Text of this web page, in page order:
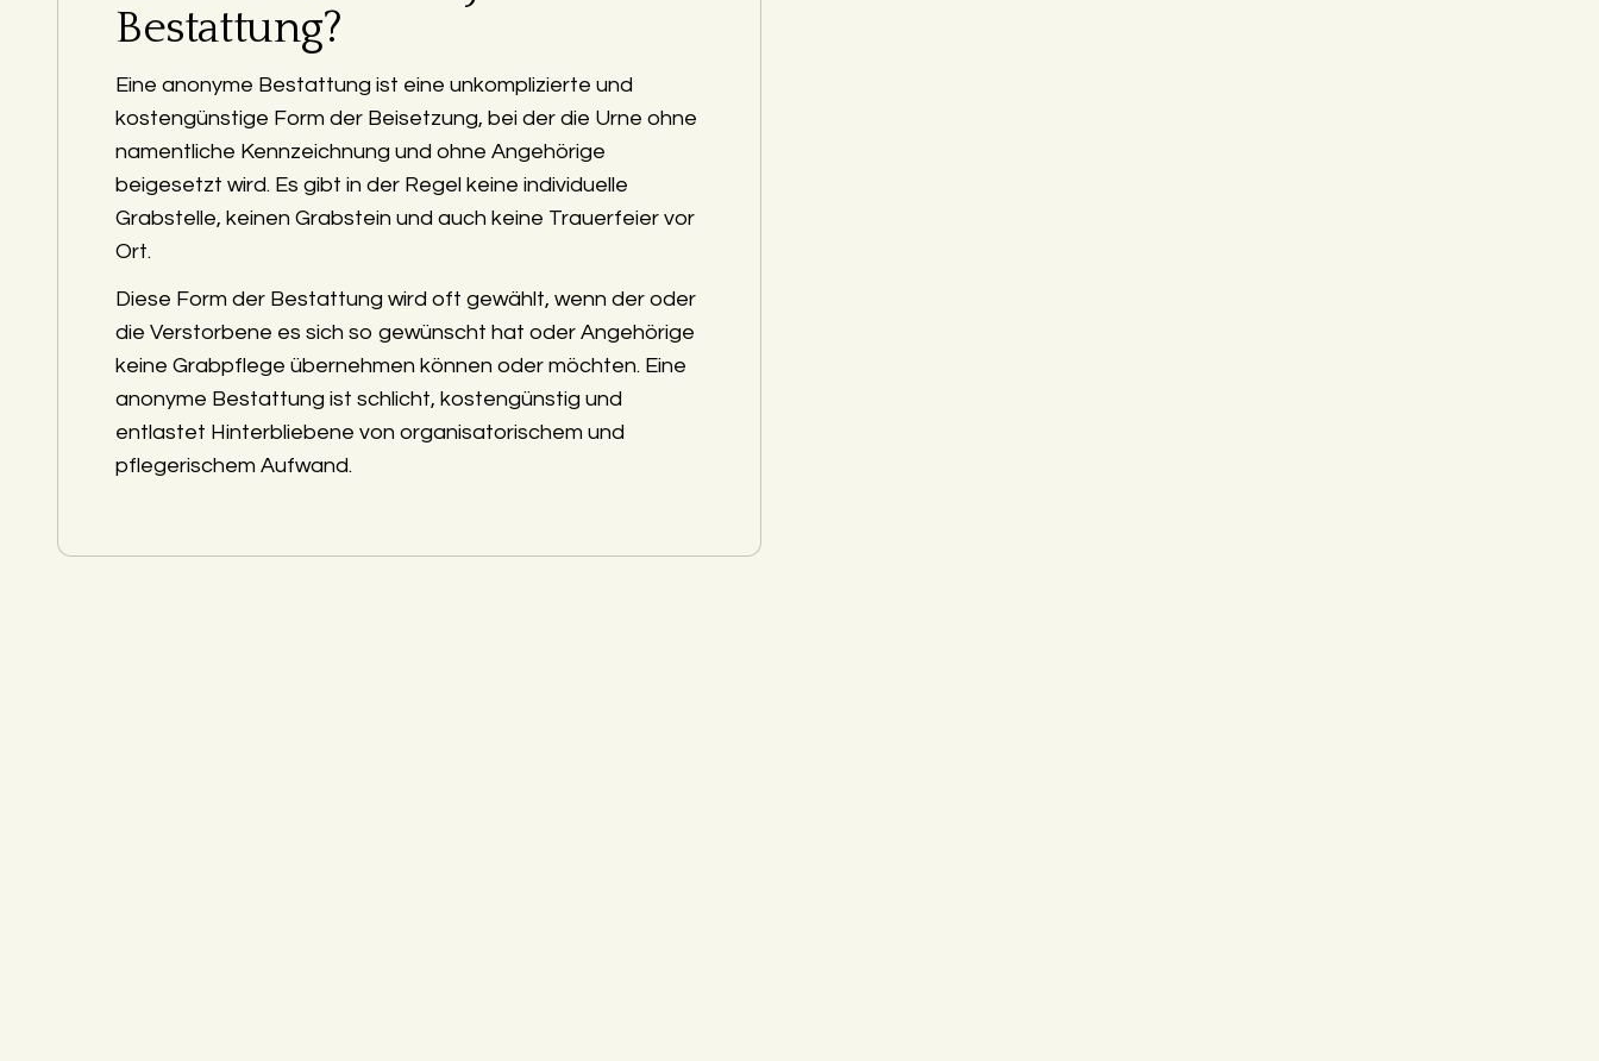
Bestattung?
Eine anonyme Bestattung ist eine unkomplizierte und
kostengünstige Form der Beisetzung, bei der die Urne ohne
namentliche Kennzeichnung und ohne Angehörige
beigesetzt wird. Es gibt in der Regel keine individuelle
Grabstelle, keinen Grabstein und auch keine Trauerfeier vor
Ort.
Diese Form der Bestattung wird oft gewählt, wenn der oder
die Verstorbene es sich so gewünscht hat oder Angehörige
keine Grabpflege übernehmen können oder möchten. Eine
anonyme Bestattung ist schlicht, kostengünstig und
entlastet Hinterbliebene von organisatorischem und
pflegerischem Aufwand.